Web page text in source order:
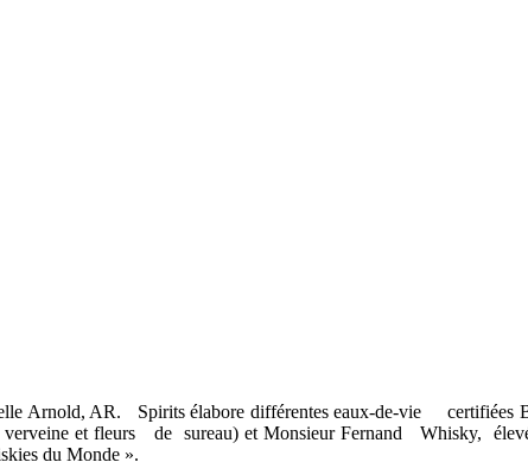
Arnold, AR. Spirits élabore différentes eaux-de-vie certifiées
et fleurs de sureau) et Monsieur Fernand Whisky,
du Monde ».